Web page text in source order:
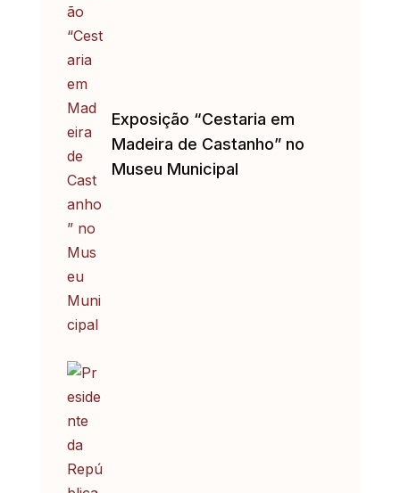
Exposição “Cestaria em
Madeira de Castanho” no
Museu Municipal